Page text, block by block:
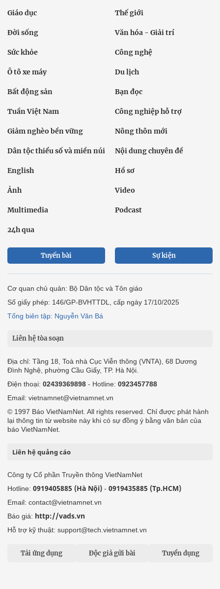
Giáo dục Thế giới
Đời sống Văn hóa - Giải trí
Sức khỏe Công nghệ
Ô tô xe máy Du lịch
Bất động sản Bạn đọc
Tuần Việt Nam Công nghiệp hỗ trợ
Giảm nghèo bền vững Nông thôn mới
Dân tộc thiểu số và miền núi Nội dung chuyên đề
English Hồ sơ
Ảnh Video
Multimedia Podcast
24h qua
Tuyến bài Sự kiện
Cơ quan chủ quản: Bộ Dân tộc và Tôn giáo
Số giấy phép: 146/GP-BVHTTDL, cấp ngày 17/10/2025
Tổng biên tập: Nguyễn Văn Bá
Liên hệ tòa soạn
Địa chỉ: Tầng 18, Toà nhà Cục Viễn thông (VNTA), 68 Dương
Đình Nghệ, phường Cầu Giấy, TP. Hà Nội.
Điện thoại: 02439369898 - Hotline: 0923457788
Email: vietnamnet@vietnamnet.vn
© 1997 Báo VietNamNet. All rights reserved. Chỉ được phát hành
lại thông tin từ website này khi có sự đồng ý bằng văn bản của
báo VietNamNet.
Liên hệ quảng cáo
Công ty Cổ phần Truyền thông VietNamNet
Hotline: 0919405885 (Hà Nội) - 0919435885 (Tp.HCM)
Email: contact@vietnamnet.vn
Báo giá: http://vads.vn
Hỗ trợ kỹ thuật: support@tech.vietnamnet.vn
Tải ứng dụng Độc giả gửi bài Tuyển dụng